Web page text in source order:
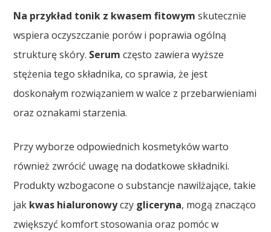
Na przykład tonik z kwasem fitowym skutecznie
wspiera oczyszczanie porów i poprawia ogólną
strukturę skóry. Serum często zawiera wyższe
stężenia tego składnika, co sprawia, że jest
doskonałym rozwiązaniem w walce z przebarwieniami
oraz oznakami starzenia.
Przy wyborze odpowiednich kosmetyków warto
również zwrócić uwagę na dodatkowe składniki.
Produkty wzbogacone o substancje nawilżające, takie
jak kwas hialuronowyczy gliceryna, mogą znacząco
zwiększyć komfort stosowania oraz pomóc w